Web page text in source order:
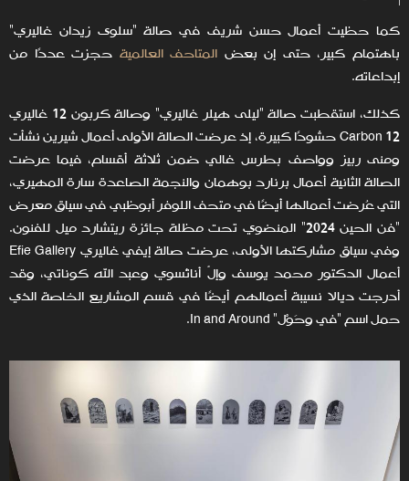
كما حظيت أعمال حسن شريف في صالة "سلوى زيدان غاليري"
باهتمام كبير، حتى إن بعض المتاحف العالمية حجزت عددًا من
إبداعاته.
كذلك، استقطبت صالة "ليلى هيلر غاليري" وصالة كربون 12 غاليري
Carbon 12 حشودًا كبيرة، إذ عرضت الصالة الأولى أعمال شيرين نشأت
ومنى ربيز وواصف بطرس غالي ضمن ثلاثة أقسام، فيما عرضت
الصالة الثانية أعمال برنارد بوهمان والنجمة الصاعدة سارة المهيري،
التي عُرضت أعمالها أيضًا في متحف اللوفر أبوظبي في سياق معرض
"فن الحين 2024" المنضوي تحت مظلة جائزة ريتشارد ميل للفنون.
وفي سياق مشاركتها الأولى، عرضت صالة إيفي غاليري Efie Gallery
أعمال الدكتور محمد يوسف وإلْ أناتْسوي وعبد الله كوناتي، وقد
أدرجت ديالا نسيبة أعمالهم أيضًا في قسم المشاريع الخاصة الذي
حمل اسم "في وحَوْل" In and Around.